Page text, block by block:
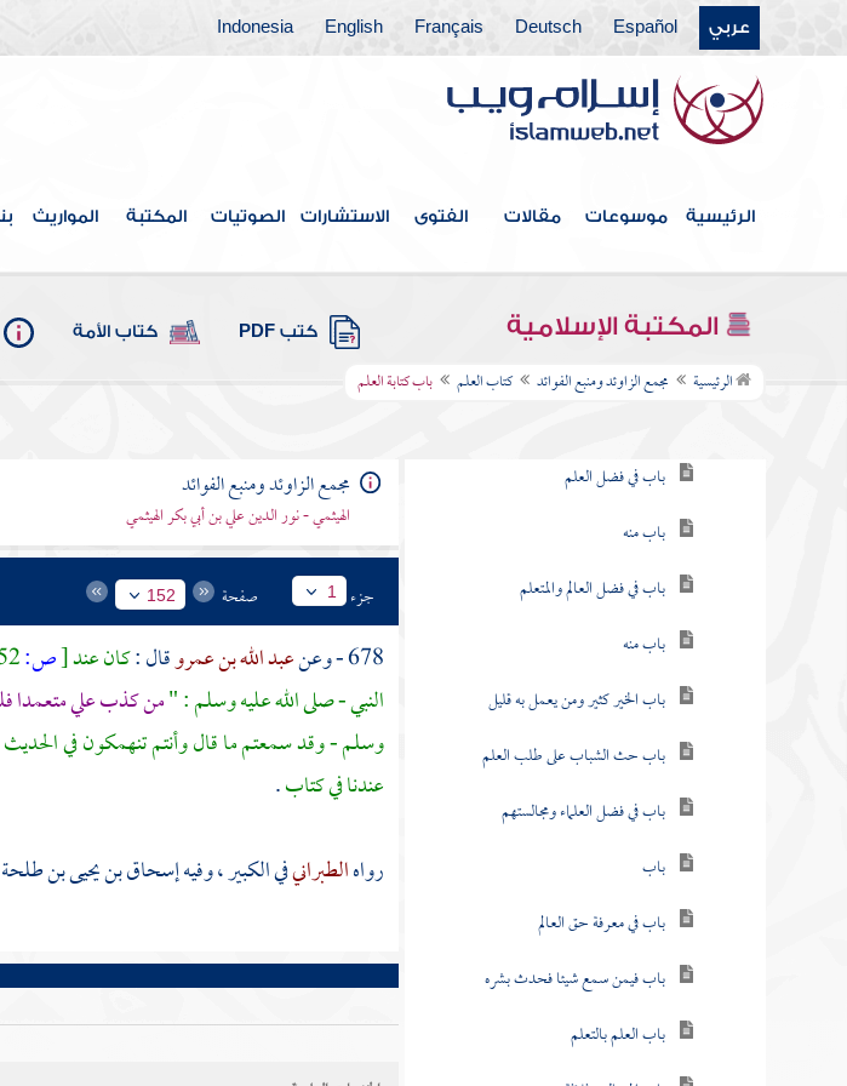
عربي Español
Deutsch
Français
English
Indonesia
الرئيسية موسوعات مقالات الفتوى الاستشارات الصوتيات المكتبة المواريث
المكتبة الإسلامية كتب PDF كتاب الأمة
الرئيسية مجمع الزاوئد ومنبع الفوائد كتاب العلم باب كتابة العلم
فهرس الكتاب
خطبة الكتاب
كتاب الإيمان
كتاب العلم
باب في فضل العلم
باب منه
باب في فضل العالم والمتعلم
باب منه
باب الخير كثير ومن يعمل به قليل
باب حث الشباب على طلب العلم
باب في فضل العلماء ومجالستهم
باب
باب في معرفة حق العالم
باب فيمن سمع شيئا فحدث بشره
باب العلم بالتعلم
مجمع الزاوئد ومنبع الفوائد
الهيثمي - نور الدين علي بن أبي بكر الهيثمي
جزء 1 صفحة 152
678 - وعن عبد الله بن عمروقال :كان عند[ص:
النبي - صلى الله عليه وسلم : "من كذب علي متعمدا
وسلم - وقد سمعتم ما قال وأنتم تنهمكون في
عندنا في كتاب.
رواهالطبرانيفي الكبير ، وفيهإسحاق بن يحيى بن طلحة